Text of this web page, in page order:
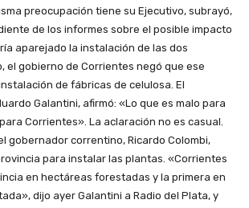
preocupación tiene su Ejecutivo, subrayó,
de los informes sobre el posible impacto
aparejado la instalación de las dos
el gobierno de Corrientes negó que ese
de fábricas de celulosa. El
Galantini, afirmó: «Lo que es malo para
Corrientes». La aclaración no es casual.
gobernador correntino, Ricardo Colombi,
para instalar las plantas. «Corrientes
en hectáreas forestadas y la primera en
dijo ayer Galantini a Radio del Plata, y